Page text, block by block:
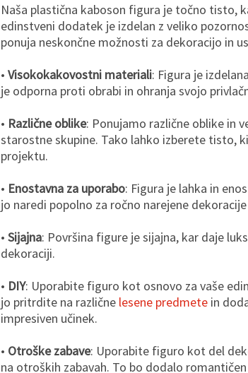
Naša plastična kaboson figura je točno tisto,
edinstveni dodatek je izdelan z veliko
ponuja neskončne možnosti za dekoracijo in
• Visokokakovostni materiali: Figura je
je odporna proti obrabi in ohranja svojo
• Različne oblike: Ponujamo različne oblike in
starostne skupine. Tako lahko izberete tisto,
projektu.
• Enostavna za uporabo: Figura je lahka in
jo naredi popolno za ročno narejene
• Sijajna: Površina figure je sijajna, kar daje
dekoraciji.
• DIY: Uporabite figuro kot osnovo za vaše
jo pritrdite na različne lesene predmete in
impresiven učinek.
• Otroške zabave: Uporabite figuro kot del
na otroških zabavah. To bo dodalo